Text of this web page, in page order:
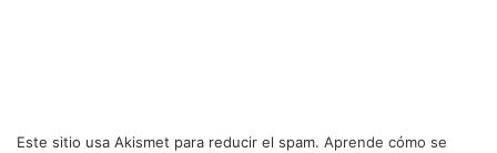
Este sitio usa Akismet para reducir el spam. Aprende cómo se